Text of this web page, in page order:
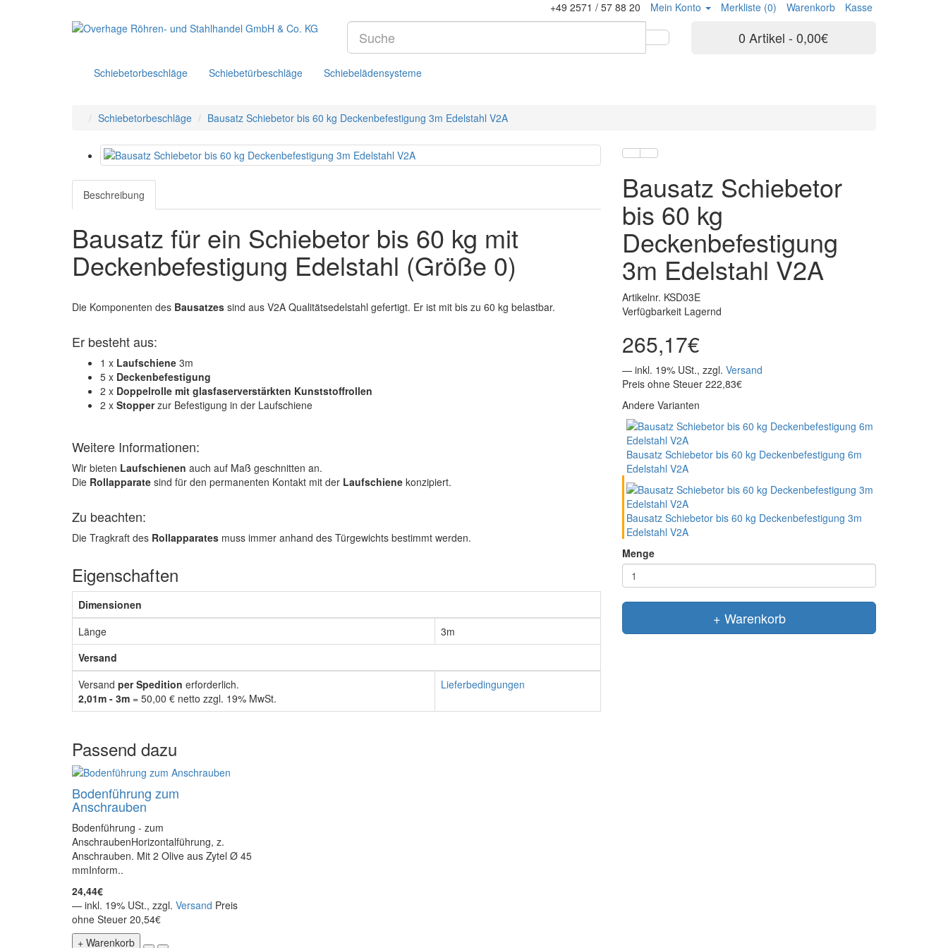
+49 2571 / 57 88 20 Mein Konto Merkliste (0) Warenkorb Kasse
0 Artikel - 0,00€
Schiebetorbeschläge Schiebetürbeschläge Schiebelädensysteme
Schiebetorbeschläge Bausatz Schiebetor bis 60 kg Deckenbefestigung 3m Edelstahl V2A
Beschreibung
Bausatz für ein Schiebetor bis 60 kg mit
Deckenbefestigung Edelstahl (Größe 0)
Die Komponenten des Bausatzes sind aus V2A Qualitätsedelstahl gefertigt. Er ist mit bis zu 60 kg belastbar.
Er besteht aus:
1 x Laufschiene 3m
5 x Deckenbefestigung
2 x Doppelrolle mit glasfaserverstärkten Kunststoffrollen
2 x Stopperzur Befestigung in der Laufschiene
Weitere Informationen:
Wir bieten Laufschienen auch auf Maß geschnitten an.
Die Rollapparate sind für den permanenten Kontakt mit der Laufschiene konzipiert.
Zu beachten:
Die Tragkraft des Rollapparates muss immer anhand des Türgewichts bestimmt werden.
Eigenschaften
Dimensionen
Länge
3m
Versand
Versand per Spedition erforderlich.
2,01m - 3m = 50,00 € netto zzgl. 19% MwSt.
Lieferbedingungen
Bausatz Schiebetor
bis 60 kg
Deckenbefestigung
3m Edelstahl V2A
Artikelnr. KSD03E
Verfügbarkeit Lagernd
265,17€
— inkl. 19% USt., zzgl. Versand
Preis ohne Steuer 222,83€
Andere Varianten
Bausatz Schiebetor bis 60 kg Deckenbefestigung 6m
Edelstahl V2A
Bausatz Schiebetor bis 60 kg Deckenbefestigung 3m
Edelstahl V2A
Menge
+ Warenkorb
Passend dazu
Bodenführung zum
Anschrauben
Bodenführung - zum
AnschraubenHorizontalführung, z.
Anschrauben. Mit 2 Olive aus Zytel Ø 45
mmInform..
24,44€
— inkl. 19% USt., zzgl. Versand Preis
ohne Steuer 20,54€
+ Warenkorb